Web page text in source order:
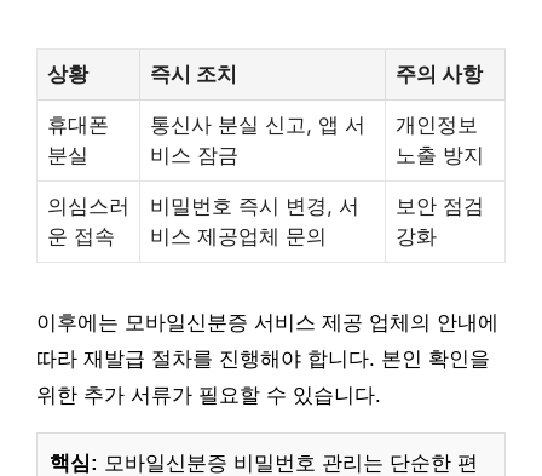
상황 즉시 조치 주의 사항
휴대폰
분실
통신사 분실 신고, 앱 서
비스 잠금
개인정보
노출 방지
의심스러
운 접속
비밀번호 즉시 변경, 서
비스 제공업체 문의
보안 점검
강화
이후에는 모바일신분증 서비스 제공 업체의 안내에
따라 재발급 절차를 진행해야 합니다. 본인 확인을
위한 추가 서류가 필요할 수 있습니다.
핵심: 모바일신분증 비밀번호 관리는 단순한 편